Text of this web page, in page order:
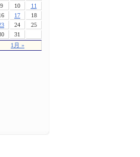
1月 »
9 10
11
17
18
24
25
31